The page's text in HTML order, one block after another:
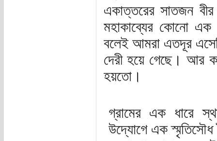
একাত্তরের সাতজন
মহাকাব্যের কোনো এক
বলেই আমরা এতদূর
দেরী হয়ে গেছে। আর
হয়তো।
গ্রামের এক ধারে
উদ্যোগে এক স্মৃতিসৌধ